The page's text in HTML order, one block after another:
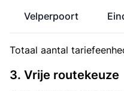
Velperpoort
Totaal aantal
3. Vrije routekeuze